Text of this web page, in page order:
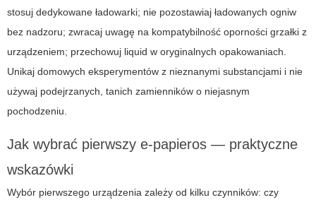
stosuj dedykowane ładowarki; nie pozostawiaj ładowanych ogniw
bez nadzoru; zwracaj uwagę na kompatybilność oporności grzałki z
urządzeniem; przechowuj liquid w oryginalnych opakowaniach.
Unikaj domowych eksperymentów z nieznanymi substancjami i nie
używaj podejrzanych, tanich zamienników o niejasnym
pochodzeniu.
Jak wybrać pierwszy e-papieros — praktyczne
wskazówki
Wybór pierwszego urządzenia zależy od kilku czynników: czy